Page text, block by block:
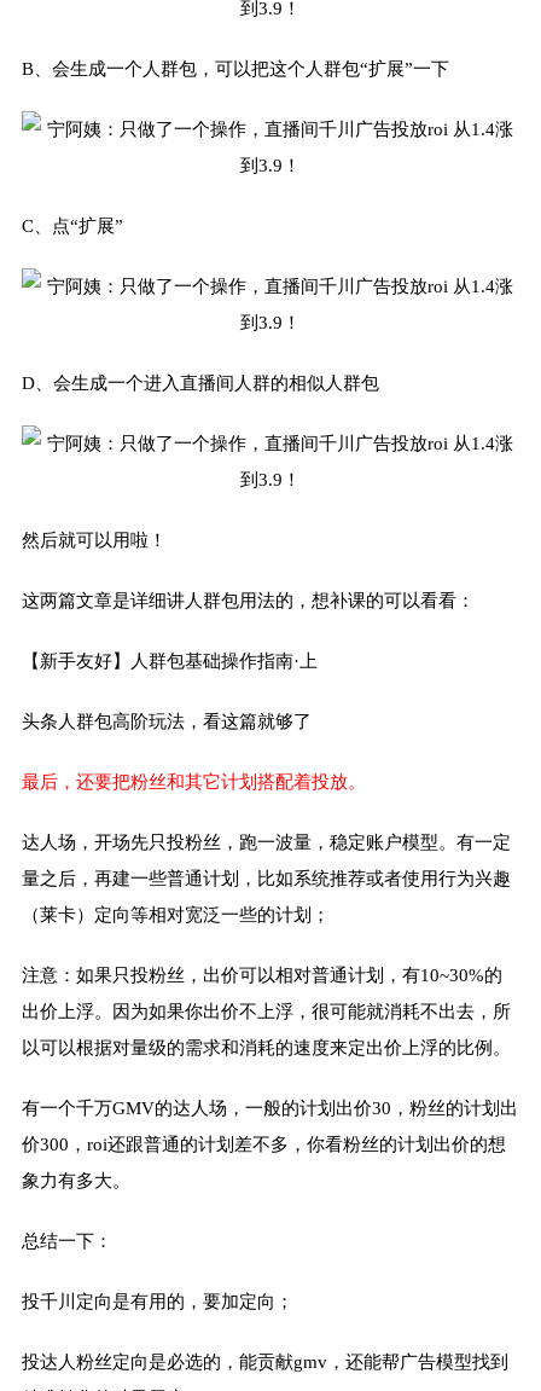
B、会生成一个人群包，可以把这个人群包“扩展”一下
C、点“扩展”
D、会生成一个进入直播间人群的相似人群包
然后就可以用啦！
这两篇文章是详细讲人群包用法的，想补课的可以看看：
【新手友好】人群包基础操作指南·上
头条人群包高阶玩法，看这篇就够了
最后，还要把粉丝和其它计划搭配着投放。
达人场，开场先只投粉丝，跑一波量，稳定账户模型。有一定
量之后，再建一些普通计划，比如系统推荐或者使用行为兴趣
（莱卡）定向等相对宽泛一些的计划；
注意：如果只投粉丝，出价可以相对普通计划，有10~30%的
出价上浮。因为如果你出价不上浮，很可能就消耗不出去，所
以可以根据对量级的需求和消耗的速度来定出价上浮的比例。
有一个千万GMV的达人场，一般的计划出价30，粉丝的计划出
价300，roi还跟普通的计划差不多，你看粉丝的计划出价的想
象力有多大。
总结一下：
投千川定向是有用的，要加定向；
投达人粉丝定向是必选的，能贡献gmv，还能帮广告模型找到